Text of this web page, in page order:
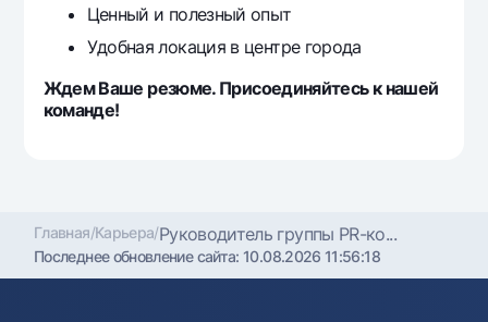
Ценный и полезный опыт
Удобная локация в центре города
Ждем Ваше резюме. Присоединяйтесь к нашей
команде!
Главная/Карьера/Руководитель группы PR-ко...
Последнее обновление сайта: 10.08.2026 11:56:18